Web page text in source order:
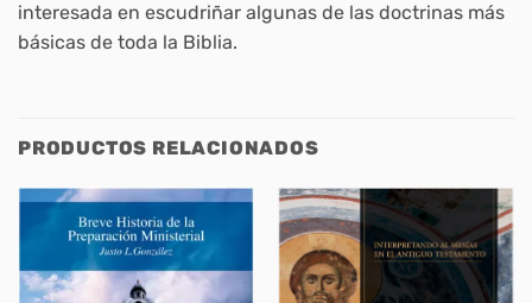
interesada en escudriñar algunas de las doctrinas más
básicas de toda la Biblia.
PRODUCTOS RELACIONADOS